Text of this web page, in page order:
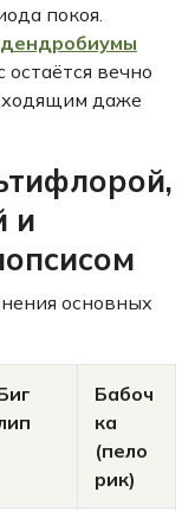
покоя.
дендробиумы
вечно
даже
и
основных
Бабоч
ка
(пело
рик)